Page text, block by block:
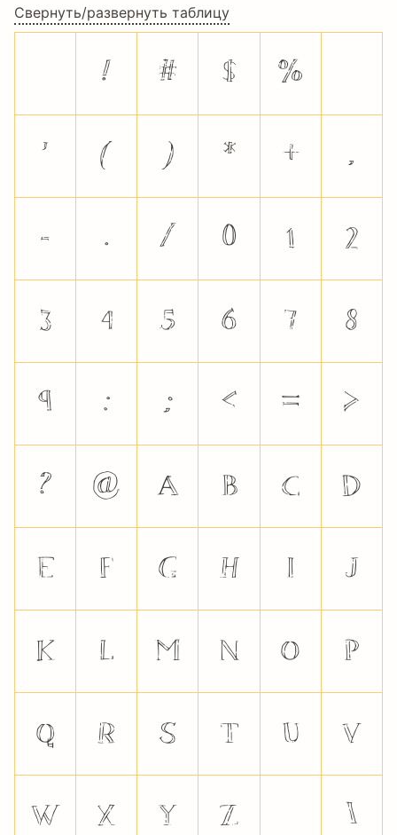
Свернуть/развернуть таблицу
! # $ %
' ( ) * + ,
- . / 0 1 2
3 4 5 6 7 8
9 : ; < = >
? @ A B C D
E F G H I J
K L M N O P
Q R S T U V
W X Y Z \